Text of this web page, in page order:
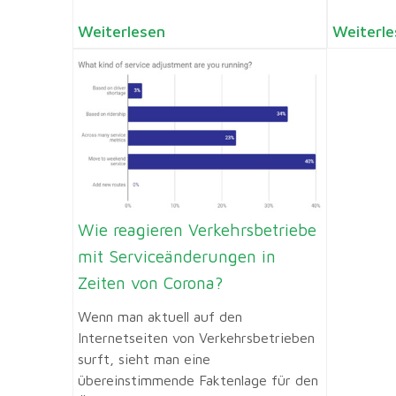
Weiterlesen
Wie reagieren Verkehrsbetriebe
mit Serviceänderungen in
Zeiten von Corona?
Wenn man aktuell auf den
Internetseiten von Verkehrsbetrieben
surft, sieht man eine
übereinstimmende Faktenlage für den